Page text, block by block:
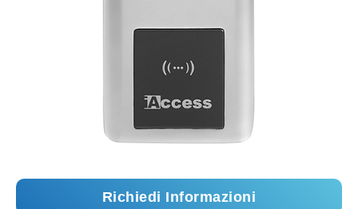
Richiedi Informazioni